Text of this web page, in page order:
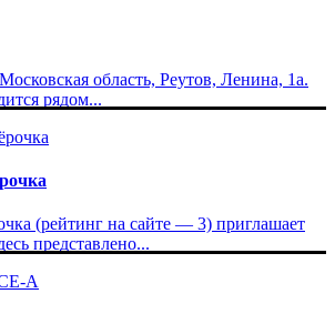
область, Реутов, Ленина, 1а.
рядом...
(рейтинг на сайте — 3) приглашает
представлено...